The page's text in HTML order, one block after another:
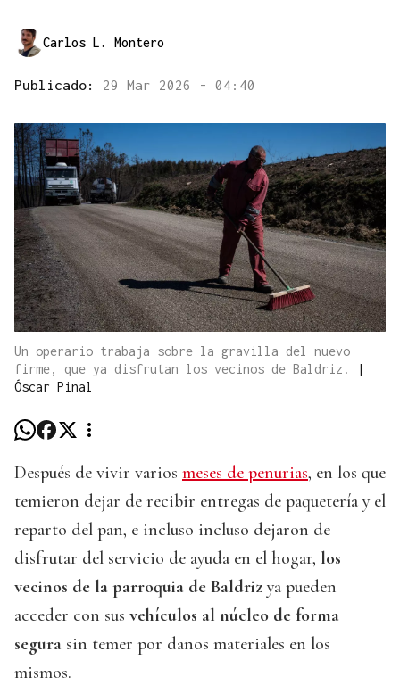
Carlos L. Montero
Publicado: 29 Mar 2026 - 04:40
Un operario trabaja sobre la gravilla del nuevo
firme, que ya disfrutan los vecinos de Baldriz.
|
Óscar Pinal
Después de vivir varios meses de penurias, en los que
temieron dejar de recibir entregas de paquetería y el
reparto del pan, e incluso incluso dejaron de
disfrutar del servicio de ayuda en el hogar, los
vecinos de la parroquia de Baldriz ya pueden
acceder con sus vehículos al núcleo de forma
segura sin temer por daños materiales en los
mismos.